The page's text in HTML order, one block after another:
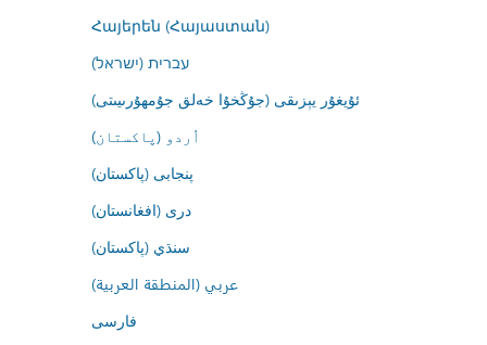
Հայերեն (Հայաստան)
עברית (ישראל)
ئۇيغۇر يېزىقى (جۇڭخۇا خەلق جۇمھۇرىيىتى)
اُردو (پاکستان)
پنجابی (پاکستان)
درى (افغانستان)
سنڌي (پاکستان)
عربي (المنطقة العربية)
فارسى